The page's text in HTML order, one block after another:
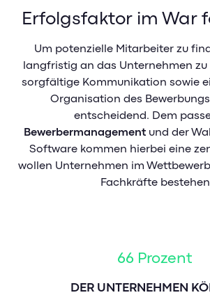
Referenzen & Erfolgsstorys
Banking Blog
Webinare & Events
Banking-Glossar
Kontakt
Karriere
Karriere bei GuideCom
Berufseinstieg
Mitarbeiterstorys
Erfolgsfaktor im War
Um potenzielle Mitarbeiter zu
langfristig an das Unternehmen
sorgfältige Kommunikation sowie
Organisation des
entscheidend. Dem
Bewerbermanagement und der
Software kommen hierbei eine
wollen Unternehmen im
Fachkräfte
66 Prozent
DER UNTERNEHMEN